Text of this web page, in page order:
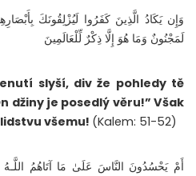
وَإِن يَكَادُ الَّذِينَ كَفَرُوا لَيُزْلِقُونَكَ
لَمَجْنُونٌ وَمَا هُوَ إِلَّا ذِكْرٌ لِّلْعَالَمِينَ
slyší, div že pohledy tě
džiny je posedlý věru!” Však
všemu! (Kalem: 51-52)
أَمْ يَحْسُدُونَ النَّاسَ عَلَىٰ مَا آتَاهُمُ